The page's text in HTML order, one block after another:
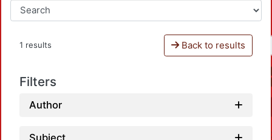
1 results Back to results
Filters
Author
Subject